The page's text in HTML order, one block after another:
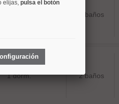
1 baños
1 dorm. 2 baños
elijas, pulsa el botón